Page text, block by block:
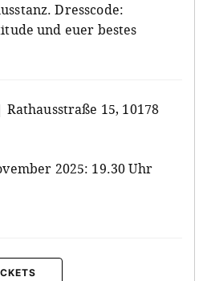
Dresscode:
und euer bestes
Rathausstraße 15, 10178
2025: 19.30 Uhr